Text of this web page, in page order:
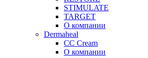
STIMULATE
TARGET
О компании
Dermaheal
CC Cream
О компании